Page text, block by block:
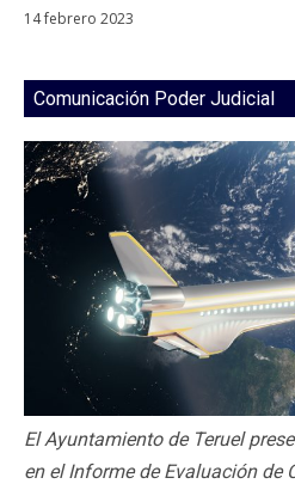
14 febrero 2023
Comunicación Poder Judicial
El Ayuntamiento de Teruel
en el Informe de Evaluación de